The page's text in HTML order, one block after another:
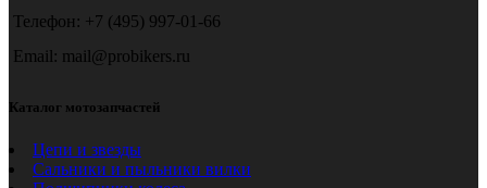
Телефон: +7 (495) 997-01-66
Email: mail@probikers.ru
Каталог мотозапчастей
Цепи и звезды
Сальники и пыльники вилки